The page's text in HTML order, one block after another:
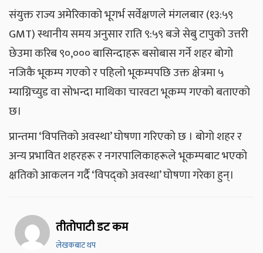
संयुक्त राज्य अमेरिकाको भूगर्भ सर्वेक्षणले मंगलबार (१३:५९
GMT) स्थानीय समय अनुसार राति ९:५९ बजे सेबु टापुको उत्तरी
छेउमा करिब ९०,००० बासिन्दाहरू बसोबास गर्ने शहर बोगो
नजिकै भूकम्प गएको र पहिलो भूकम्पपछि उक्त क्षेत्रमा ५
म्याग्निच्युड वा सोभन्दा माथिका चारवटा भूकम्प गएको बताएको
छ।
प्रान्तमा ‘विपत्तिको अवस्था’ घोषणा गरिएको छ । बोगो शहर र
अन्य प्रभावित शहरहरू र नगरपालिकाहरूले भूकम्पबाट भएको
क्षतिको आकलन गर्दै ‘विपद्को अवस्था’ घोषणा गरेका हुन्।
तीतोपाटी डट कम
लेखकबाट थप